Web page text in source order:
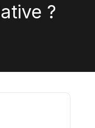
?